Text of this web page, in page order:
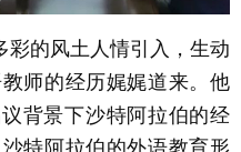
彩的风土人情引入，生动
师的经历娓娓道来。他
背景下沙特阿拉伯的经